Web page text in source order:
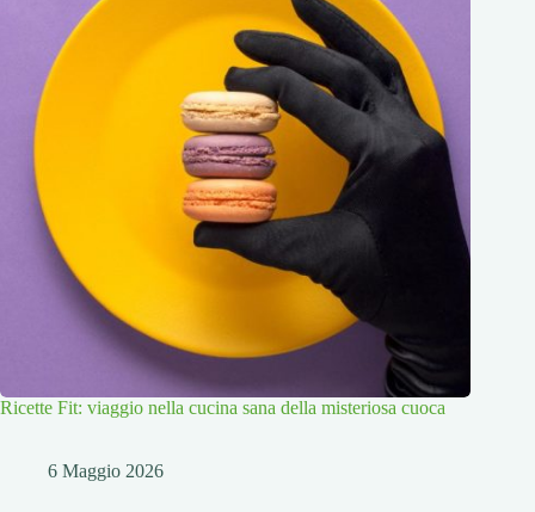
Ricette Fit: viaggio nella cucina sana della misteriosa cuoca
6 Maggio 2026